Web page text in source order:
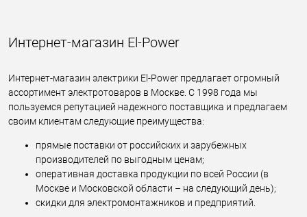
Интернет-магазин El-Power
Интернет-магазин электрики El-Power предлагает огромный
ассортимент электротоваров в Москве. С 1998 года мы
пользуемся репутацией надежного поставщика и предлагаем
своим клиентам следующие преимущества:
прямые поставки от российских и зарубежных
производителей по выгодным ценам;
оперативная доставка продукции по всей России (в
Москве и Московской области – на следующий день);
скидки для электромонтажников и предприятий.